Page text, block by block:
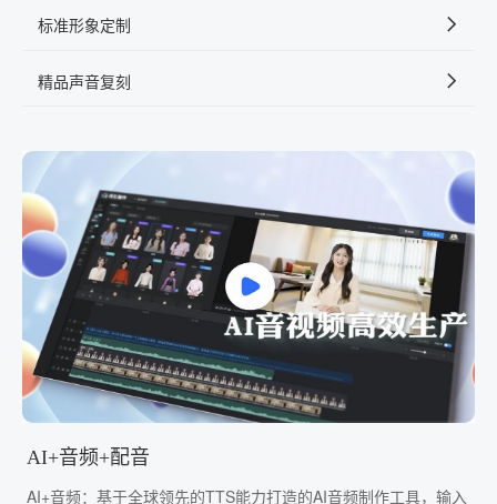
标准形象定制
精品声音复刻
AI+音频+配音
AI+音频：基于全球领先的TTS能力打造的AI音频制作工具，输入